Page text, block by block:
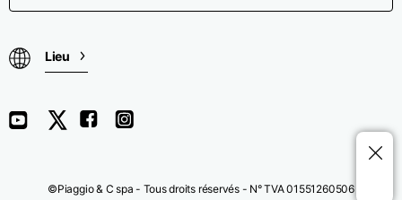
Lieu
©Piaggio & C spa - Tous droits réservés - N° TVA 01551260506